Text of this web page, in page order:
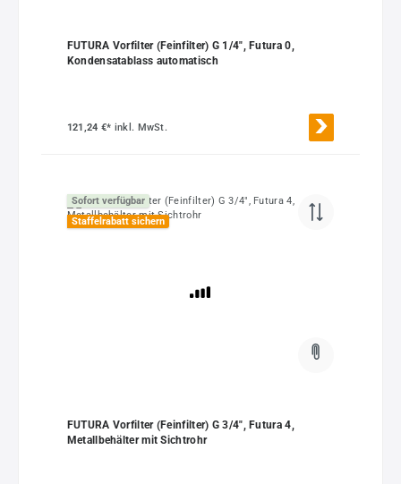
FUTURA Vorfilter (Feinfilter) G 1/4", Futura 0,
Kondensatablass automatisch
121,24 €* inkl. MwSt.
Sofort verfügbar
Staffelrabatt sichern
FUTURA Vorfilter (Feinfilter) G 3/4", Futura 4,
Metallbehälter mit Sichtrohr